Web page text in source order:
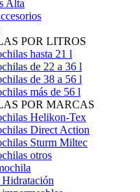
Alta
POR LITROS
hasta 21 l
de 22 a 36 l
de 38 a 56 l
más de 56 l
POR MARCAS
Helikon-Tex
Direct Action
Sturm Miltec
otros